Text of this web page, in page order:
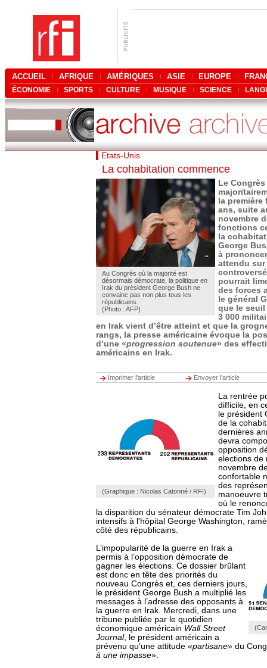
ACCUEIL AFRIQUE AMÉRIQUES ASIE EUROPE
ÉCONOMIE SPORTS CULTURE MUSIQUE SCIENCE
Etats-Unis
La cohabitation commence
Au Congrès où la majorité est
désormais démocrate, la politique en
Irak du président George Bush ne
convainc pas non plus tous les
républicains.
(Photo : AFP)
Le
la
ans, suite
novembre
fonctions
la
George
à
attendu
pourrait
des forces
le général
que le
3 000
en Irak vient d’être atteint et que la
rangs, la presse américaine évoque la
d’une «progression soutenue» des
américains en Irak.
Imprimer l'article Envoyer l'article
(Graphique : Nicolas Catonné / RFI)
La rentrée
difficile, en
le président
de la
dernières
devra
opposition
elections de
novembre
confortable
des
manoeuvre
où le
la disparition du sénateur démocrate Tim
intensifs à l'hôpital George Washington,
côté des républicains.
L’impopularité de la guerre en Irak a
permis à l’opposition démocrate de
gagner les élections. Ce dossier brûlant
est donc en tête des priorités du
nouveau Congrès et, ces derniers jours,
le président George Bush a multiplié les
messages à l’adresse des opposants à
la guerre en Irak. Mercredi, dans une
tribune publiée par le quotidien
économique américain Wall Street
Journal, le président américain a
prévenu qu’une attitude «partisane» du
à une impasse».